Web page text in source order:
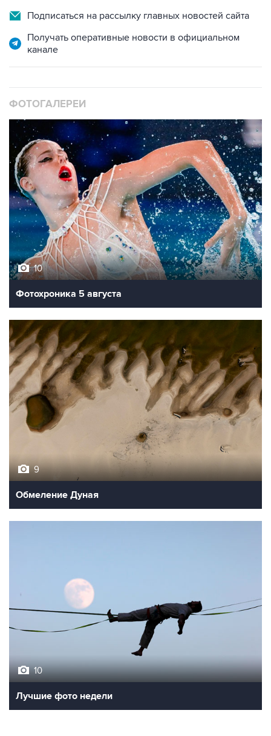
Подписаться на рассылку главных новостей сайта
Получать оперативные новости в официальном
канале
ФОТОГАЛЕРЕИ
10
Фотохроника 5 августа
9
Обмеление Дуная
10
Лучшие фото недели